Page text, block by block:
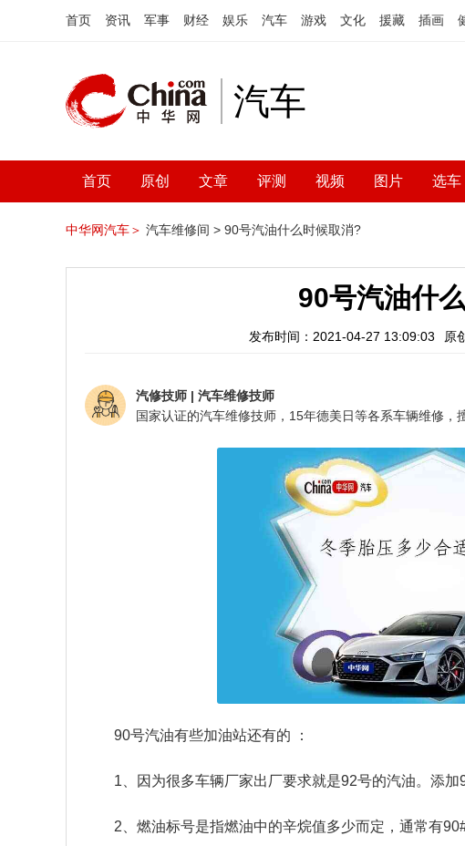
首页 资讯 军事 财经 娱乐 汽车 游戏 文化 援藏 插画
汽车
首页 原创 文章 评测 视频 图片 选车
中华网汽车＞ 汽车维修间 > 90号汽油什么时候取消?
90号汽油什
发布时间：2021-04-27 13:09:03 原
汽修技师 | 汽车维修技师
90号汽油有些加油站还有的 ：
1、因为很多车辆厂家出厂要求就是92号的汽油。添加
2、燃油标号是指燃油中的辛烷值多少而定，通常有